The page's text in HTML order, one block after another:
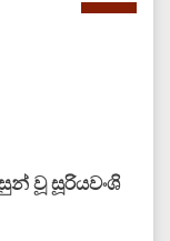
වූ සූරියවංශි